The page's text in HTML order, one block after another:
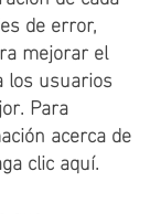
de error,
mejorar el
los usuarios
Para
acerca de
clic aquí.